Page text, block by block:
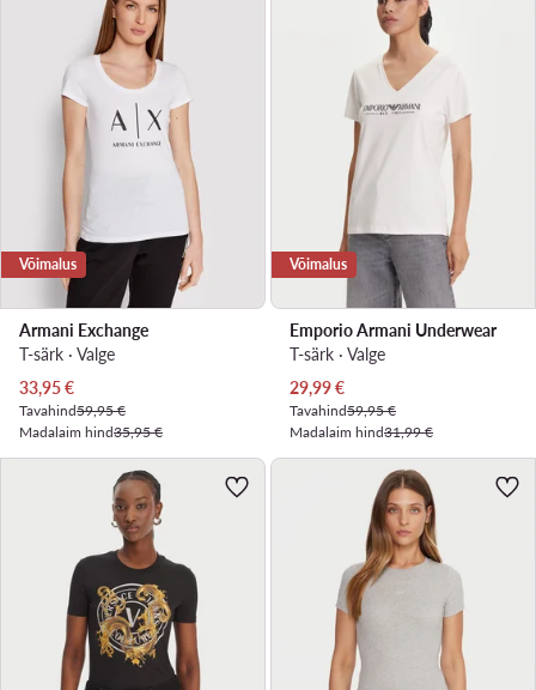
Võimalus
Armani Exchange
T-särk · Valge
Praegune hind
33,95€
Tavahind59,95 €
Madalaim hind35,95 €
Võimalus
Emporio Armani Underwear
T-särk · Valge
Praegune hind
29,99€
Tavahind59,95 €
Madalaim hind31,99 €